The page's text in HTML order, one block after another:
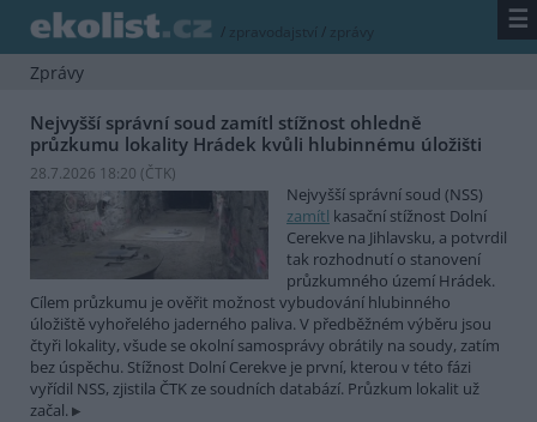
/ zpravodajství / zprávy ☰
Zprávy
Nejvyšší správní soud zamítl stížnost ohledně
průzkumu lokality Hrádek kvůli hlubinnému úložišti
28.7.2026 18:20 (ČTK)
Nejvyšší správní soud (NSS)
zamítl kasační stížnost Dolní
Cerekve na Jihlavsku, a potvrdil
tak rozhodnutí o stanovení
průzkumného území Hrádek.
Cílem průzkumu je ověřit možnost vybudování hlubinného
úložiště vyhořelého jaderného paliva. V předběžném výběru jsou
čtyři lokality, všude se okolní samosprávy obrátily na soudy, zatím
bez úspěchu. Stížnost Dolní Cerekve je první, kterou v této fázi
vyřídil NSS, zjistila ČTK ze soudních databází. Průzkum lokalit už
začal.